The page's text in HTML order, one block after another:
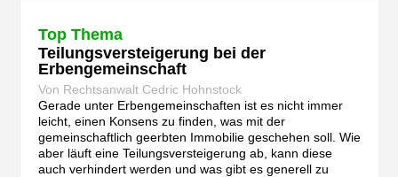
Top Thema
Teilungsversteigerung bei der
Erbengemeinschaft
Von Rechtsanwalt Cedric Hohnstock
Gerade unter Erbengemeinschaften ist es nicht immer
leicht, einen Konsens zu finden, was mit der
gemeinschaftlich geerbten Immobilie geschehen soll. Wie
aber läuft eine Teilungsversteigerung ab, kann diese
auch verhindert werden und was gibt es generell zu